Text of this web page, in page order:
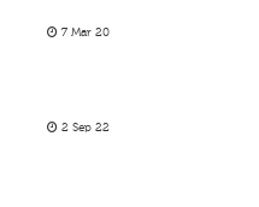
7 Mar 20
2 Sep 22